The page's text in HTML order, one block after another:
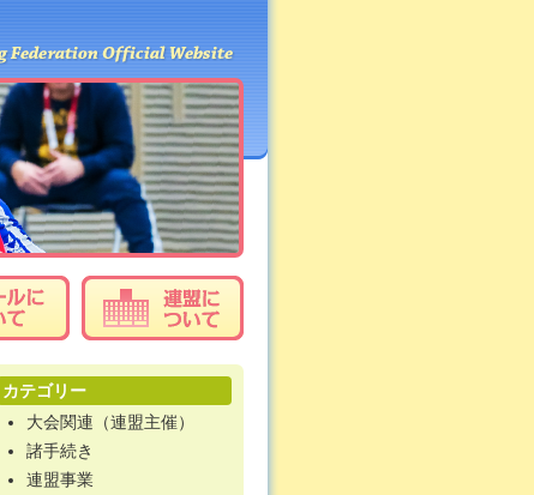
カテゴリー
大会関連（連盟主催）
諸手続き
連盟事業